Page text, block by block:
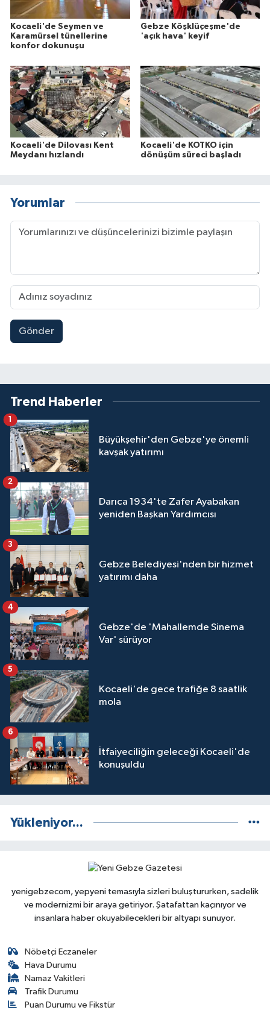
Kocaeli'de Seymen ve
Karamürsel tünellerine
konfor dokunuşu
Gebze Köşklüçeşme'de
'açık hava' keyif
Kocaeli'de Dilovası Kent
Meydanı hızlandı
Kocaeli'de KOTKO için
dönüşüm süreci başladı
Yorumlar
Gönder
Trend Haberler
Büyükşehir'den Gebze'ye önemli
kavşak yatırımı
1
Darıca 1934'te Zafer Ayabakan
yeniden Başkan Yardımcısı
2
Gebze Belediyesi'nden bir hizmet
yatırımı daha
3
Gebze'de 'Mahallemde Sinema
Var' sürüyor
4
Kocaeli'de gece trafiğe 8 saatlik
mola
5
İtfaiyeciliğin geleceği Kocaeli'de
konuşuldu
6
Yükleniyor...
yenigebzecom, yepyeni temasıyla sizleri buluştururken, sadelik
ve modernizmi bir araya getiriyor. Şatafattan kaçınıyor ve
insanlara haber okuyabilecekleri bir altyapı sunuyor.
Nöbetçi Eczaneler
Hava Durumu
Namaz Vakitleri
Trafik Durumu
Puan Durumu ve Fikstür